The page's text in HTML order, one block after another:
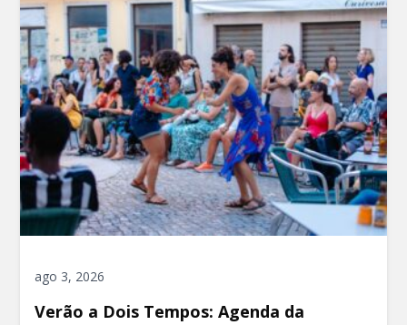
ago 3, 2026
Verão a Dois Tempos: Agenda da